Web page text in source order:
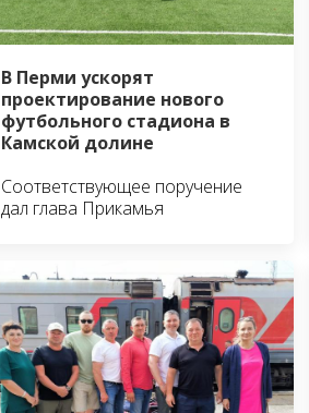
В Перми ускорят
проектирование нового
футбольного стадиона в
Камской долине
Соответствующее поручение
дал глава Прикамья